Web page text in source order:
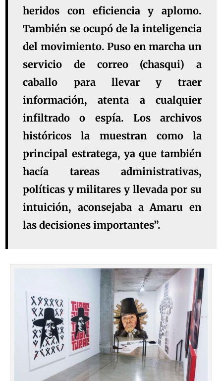
heridos con eficiencia y aplomo.
También se ocupó de la inteligencia
del movimiento. Puso en marcha un
servicio de correo (chasqui) a
caballo para llevar y traer
información, atenta a cualquier
infiltrado o espía. Los archivos
históricos la muestran como la
principal estratega, ya que también
hacía tareas administrativas,
políticas y militares y llevada por su
intuición, aconsejaba a Amaru en
las decisiones importantes”.